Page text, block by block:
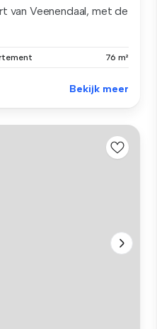
van Veenendaal, met de
76 m²
Bekijk meer